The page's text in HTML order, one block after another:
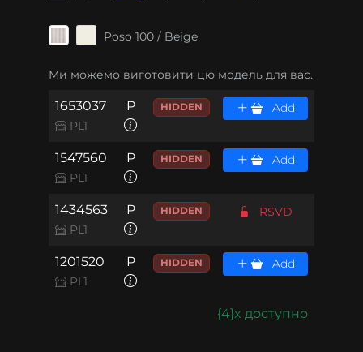
Poso 100 / Beige
Ми можемо виготовити цю модель для вас.
1653037
PL1
P HIDDEN Add
1547560
PL1
P HIDDEN Add
1434563
PL1
P HIDDEN RSVD
1201520
PL1
P HIDDEN Add
{4}x доступно